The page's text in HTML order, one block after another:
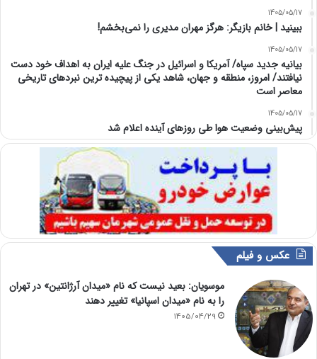
1405/05/17
ببینید | خانم بازیگر: هرگز مهران مدیری را نمی‌بخشم!
1405/05/17
بیانیه جدید سپاه/ آمریکا و اسرائیل در جنگ علیه ایران به اهداف خود دست
نیافتند/ امروز، منطقه و جهان، شاهد یکی از پیچیده ترین نبردهای تاریخی
معاصر است
1405/05/17
پیش‌بینی وضعیت هوا طی روزهای آینده اعلام شد
عکس و فیلم
موسویان: بعید نیست که نام «میدان آرژانتین» در تهران
را به نام «میدان اسپانیا» تغییر دهند
1405/04/29